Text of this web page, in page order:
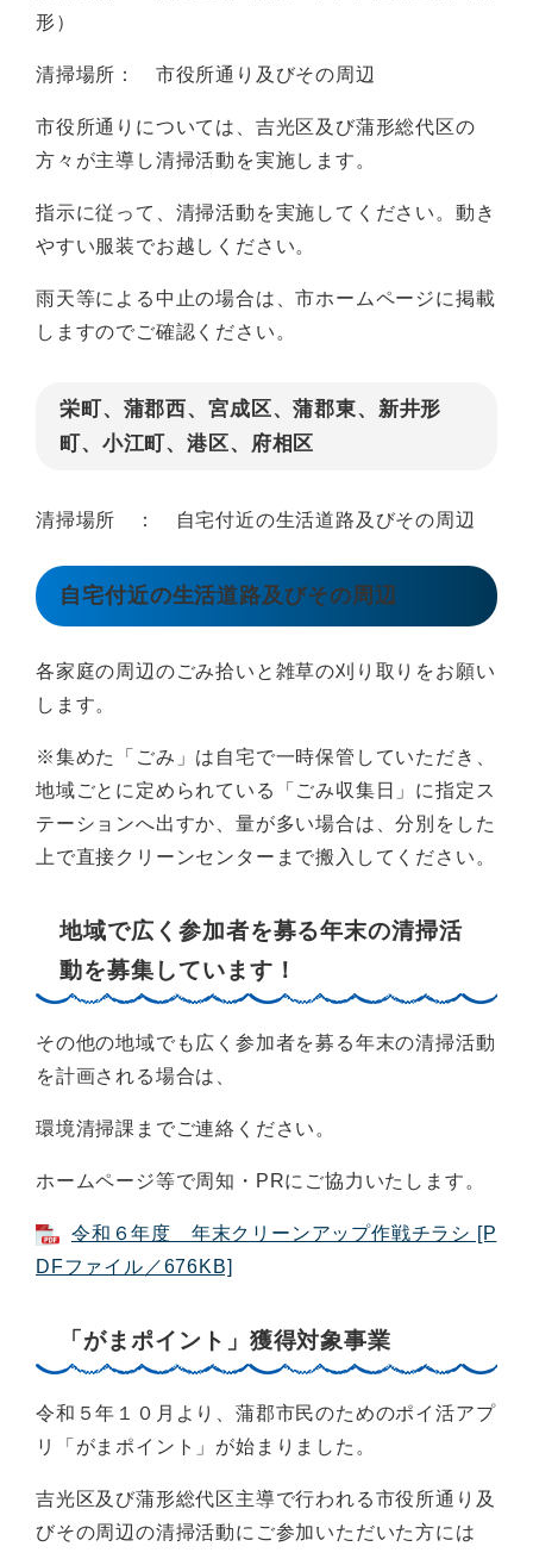
形）
清掃場所： 市役所通り及びその周辺
市役所通りについては、吉光区及び蒲形総代区の
方々が主導し清掃活動を実施します。
指示に従って、清掃活動を実施してください。動き
やすい服装でお越しください。
雨天等による中止の場合は、市ホームページに掲載
しますのでご確認ください。
栄町、蒲郡西、宮成区、蒲郡東、新井形
町、小江町、港区、府相区
清掃場所 ： 自宅付近の生活道路及びその周辺
自宅付近の生活道路及びその周辺
各家庭の周辺のごみ拾いと雑草の刈り取りをお願い
します。
※集めた「ごみ」は自宅で一時保管していただき、
地域ごとに定められている「ごみ収集日」に指定ス
テーションへ出すか、量が多い場合は、分別をした
上で直接クリーンセンターまで搬入してください。
地域で広く参加者を募る年末の清掃活
動を募集しています！
その他の地域でも広く参加者を募る年末の清掃活動
を計画される場合は、
環境清掃課までご連絡ください。
ホームページ等で周知・PRにご協力いたします。
令和６年度 年末クリーンアップ作戦チラシ [P
DFファイル／676KB]
「がまポイント」獲得対象事業
令和５年１０月より、蒲郡市民のためのポイ活アプ
リ「がまポイント」が始まりました。
吉光区及び蒲形総代区主導で行われる市役所通り及
びその周辺の清掃活動にご参加いただいた方には